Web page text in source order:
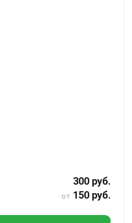
300 руб.
от 150 руб.